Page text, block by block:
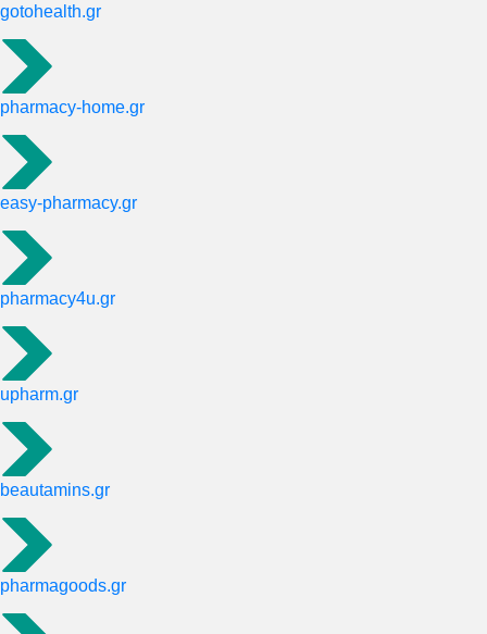
gotohealth.gr
pharmacy-home.gr
easy-pharmacy.gr
pharmacy4u.gr
upharm.gr
beautamins.gr
pharmagoods.gr